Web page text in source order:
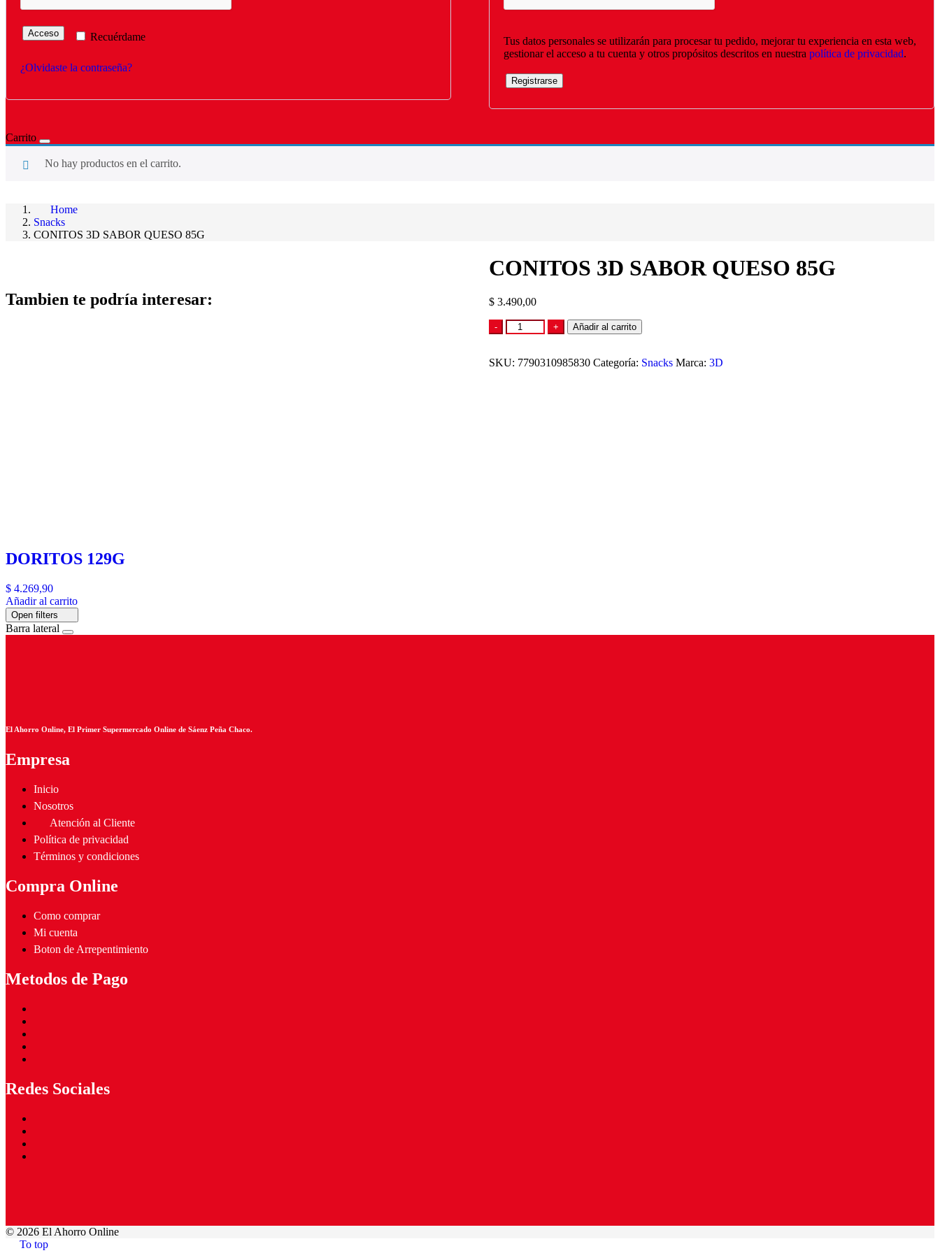
Recuérdame
Acceso
¿Olvidaste la contraseña?
Tus datos personales se utilizarán para procesar tu pedido, mejorar tu experiencia en esta web,
gestionar el acceso a tu cuenta y otros propósitos descritos en nuestra política de privacidad.
Registrarse
Carrito
No hay productos en el carrito.
Home
Snacks
CONITOS 3D SABOR QUESO 85G
CONITOS 3D SABOR QUESO 85G
$3.490,00
-
CONITOS
3D
QUESO
+ Añadir al carrito
SKU: 7790310985830 Categoría: Snacks Marca: 3D
Tambien te podría interesar:
DORITOS 129G
$ 4.269,90
Añadir al carrito
Open filters
Barra lateral
El Ahorro Online, El Primer Supermercado Online de Sáenz Peña Chaco.
Empresa
Inicio
Nosotros
Atención al Cliente
Política de privacidad
Términos y condiciones
Compra Online
Como comprar
Mi cuenta
Boton de Arrepentimiento
Metodos de Pago
Redes Sociales
© 2026 El Ahorro Online
To top